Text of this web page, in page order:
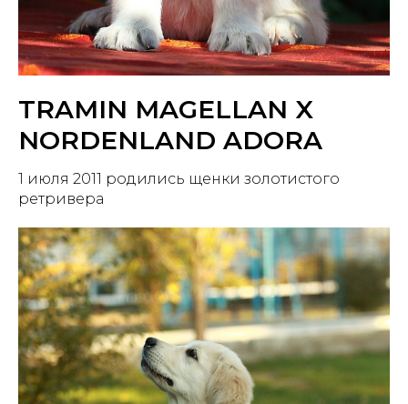
TRAMIN MAGELLAN X
NORDENLAND ADORA
1 июля 2011 родились щенки золотистого
ретривера